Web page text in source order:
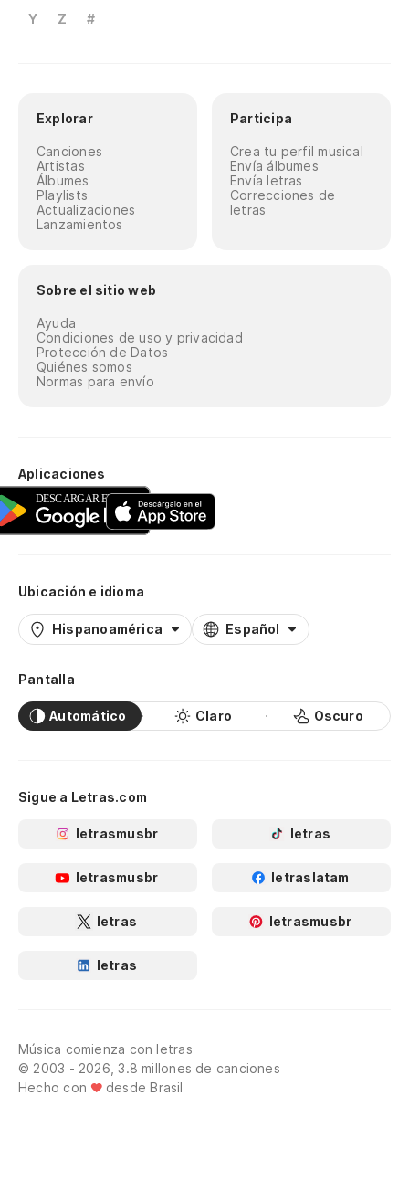
Y
Z #
Explorar
Canciones
Artistas
Álbumes
Playlists
Actualizaciones
Lanzamientos
Participa
Crea tu perfil musical
Envía álbumes
Envía letras
Correcciones de
letras
Sobre el sitio web
Ayuda
Condiciones de uso y privacidad
Protección de Datos
Quiénes somos
Normas para envío
Aplicaciones
Ubicación e idioma
Hispanoamérica Español
Pantalla
Automático Claro Oscuro
Sigue a Letras.com
letrasmusbr letras
letrasmusbr letraslatam
letras letrasmusbr
letras
Música comienza con letras
© 2003 - 2026, 3.8 millones de canciones
Hecho con
desde Brasil